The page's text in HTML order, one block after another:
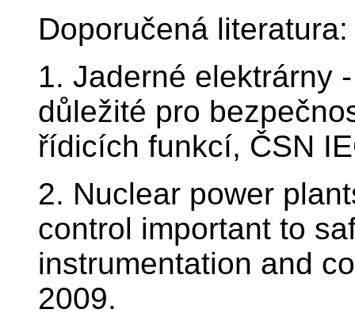
Doporučená literatura:
1. Jaderné elektrárny
důležité pro
řídicích funkcí, ČSN
2. Nuclear power
control important to
instrumentation and
2009.